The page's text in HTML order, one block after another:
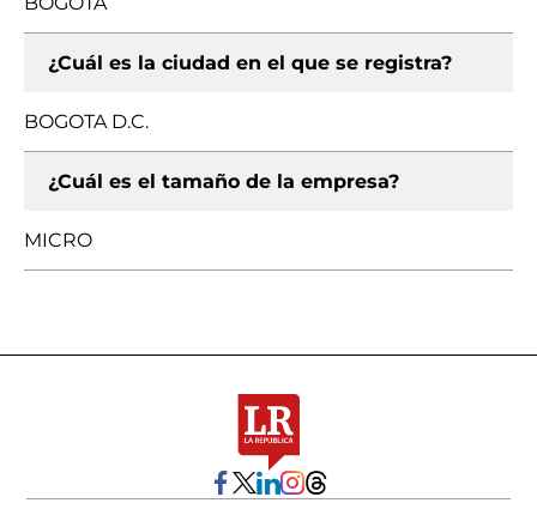
¿Cuál es la ciudad en el que se registra?
BOGOTA D.C.
¿Cuál es el tamaño de la empresa?
MICRO